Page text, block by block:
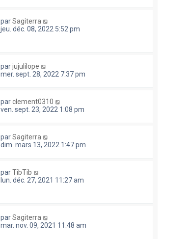
parSagiterra
jeu. déc. 08, 2022 5:52 pm
parjujulilope
mer. sept. 28, 2022 7:37 pm
parclement0310
ven. sept. 23, 2022 1:08 pm
parSagiterra
dim. mars 13, 2022 1:47 pm
parTibTib
lun. déc. 27, 2021 11:27 am
parSagiterra
mar. nov. 09, 2021 11:48 am